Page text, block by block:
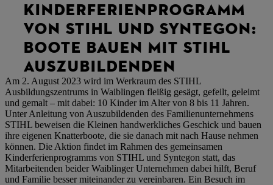
KINDERFERIENPROGRAMM
VON STIHL UND SYNTEGON:
BOOTE BAUEN MIT STIHL
AUSZUBILDENDEN
Am 2. August 2023 wird im Werkraum des STIHL
Ausbildungszentrums in Waiblingen fleißig gesägt, gefeilt, geleimt
und gemalt – mit dabei: 10 Kinder im Alter von 8 bis 11 Jahren.
Unter Anleitung von Auszubildenden des Familienunternehmens
STIHL beweisen die Kleinen handwerkliches Geschick und bauen
ihre eigenen Knatterboote, die sie danach mit nach Hause nehmen
können. Die Aktion findet im Rahmen des gemeinsamen
Kinderferienprogramms von STIHL und Syntegon statt, das
Mitarbeitenden beider Waiblinger Unternehmen dabei hilft, Beruf
und Familie besser miteinander zu vereinbaren. Ein Besuch im